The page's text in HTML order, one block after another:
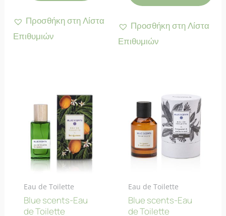
Προσθήκη στη Λίστα
Επιθυμιών
Προσθήκη στη Λίστα
Επιθυμιών
Eau de Toilette
Blue scents-Eau
de Toilette
Eau de Toilette
Blue scents-Eau
de Toilette